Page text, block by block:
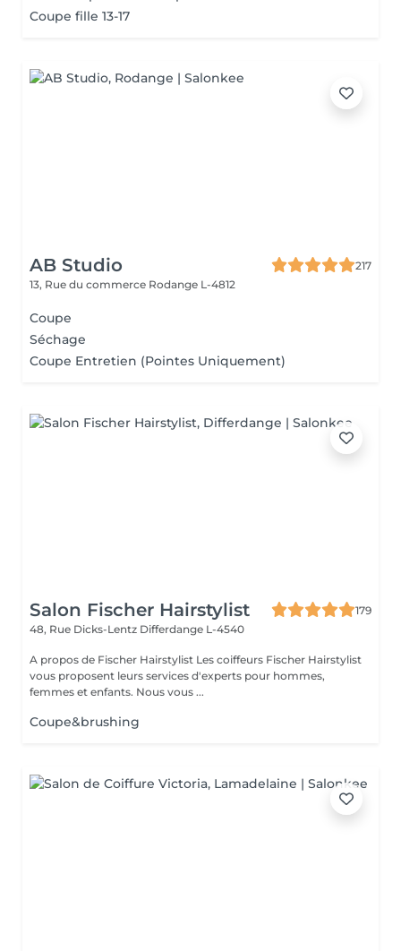
Coupe fille 13-17
AB Studio
217
13, Rue du commerce Rodange L-4812
Coupe
Séchage
Coupe Entretien (Pointes Uniquement)
Salon Fischer Hairstylist
179
48, Rue Dicks-Lentz Differdange L-4540
A propos de Fischer Hairstylist Les coiffeurs Fischer Hairstylist
vous proposent leurs services d'experts pour hommes,
femmes et enfants. Nous vous ...
Coupe&brushing